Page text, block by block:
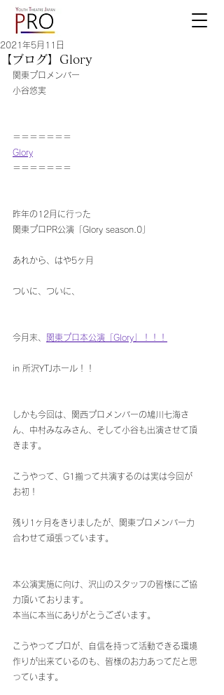
【ブログ】Glory
2021年5月11日
関東プロメンバー
小谷悠実
＝＝＝＝＝＝＝
Glory
＝＝＝＝＝＝＝
昨年の12月に行った
関東プロPR公演「Glory season.0」
あれから、はや5ヶ月
ついに、ついに、
今月末、 関東プロ本公演「Glory」！！！
in 所沢YTJホール！！
しかも今回は、関西プロメンバーの鳩川七海さ
ん、中村みなみさん、そして小谷も出演させて頂
きます。
こうやって、G1揃って共演するのは実は今回が
お初！
残り1ヶ月をきりましたが、関東プロメンバー力
合わせて頑張っています。
本公演実施に向け、沢山のスタッフの皆様にご協
力頂いております。
本当に本当にありがとうございます。
こうやってプロが、自信を持って活動できる環境
作りが出来ているのも、皆様のお力あってだと思
っています。